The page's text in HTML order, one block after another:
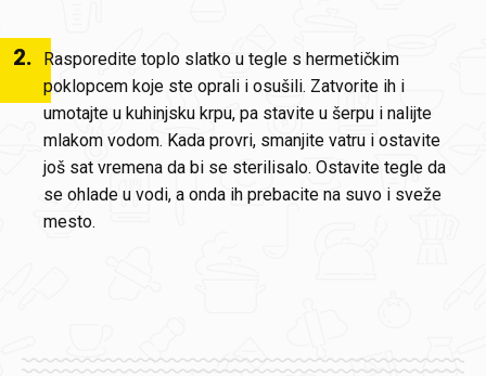
2.
Rasporedite toplo slatko u tegle s hermetičkim
poklopcem koje ste oprali i osušili. Zatvorite ih i
umotajte u kuhinjsku krpu, pa stavite u šerpu i nalijte
mlakom vodom. Kada provri, smanjite vatru i ostavite
još sat vremena da bi se sterilisalo. Ostavite tegle da
se ohlade u vodi, a onda ih prebacite na suvo i sveže
mesto.